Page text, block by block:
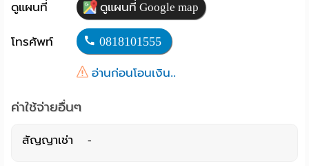
ดูแผนที่ ดูแผนที่ Google map
โทรศัพท์ 0818101555
อ่านก่อนโอนเงิน..
ค่าใช้จ่ายอื่นๆ
สัญญาเช่า -